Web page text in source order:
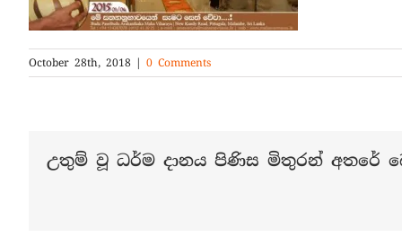
October 28th, 2018 | 0 Comments
උතුම් වූ ධර්ම දානය පිණිස මිතුරන් අතරේ